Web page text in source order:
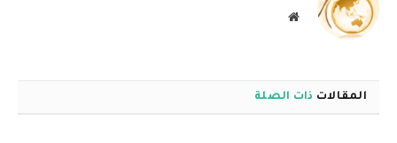
موقع
المقالات ذات الصلة